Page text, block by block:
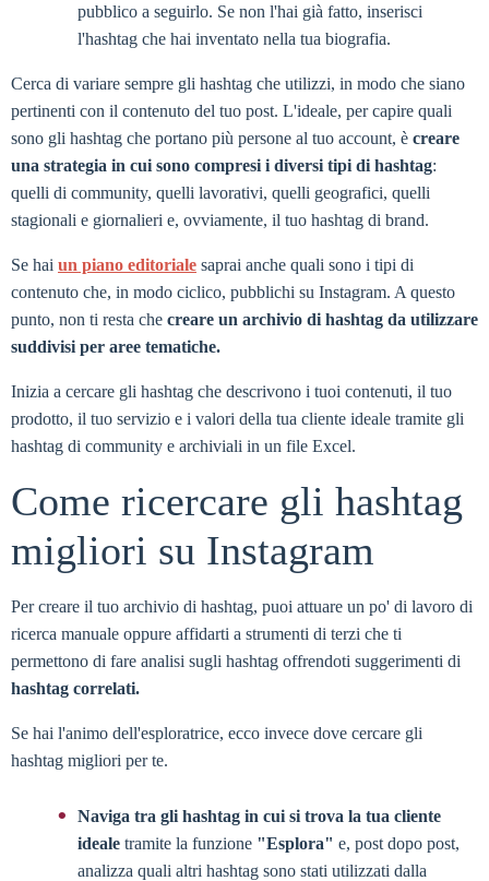
pubblico a seguirlo. Se non l'hai già fatto, inserisci
l'hashtag che hai inventato nella tua biografia.
Cerca di variare sempre gli hashtag che utilizzi, in modo che siano
pertinenti con il contenuto del tuo post. L'ideale, per capire quali
sono gli hashtag che portano più persone al tuo account, è creare
una strategia in cui sono compresi i diversi tipi di hashtag:
quelli di community, quelli lavorativi, quelli geografici, quelli
stagionali e giornalieri e, ovviamente, il tuo hashtag di brand.
Se hai un piano editoriale saprai anche quali sono i tipi di
contenuto che, in modo ciclico, pubblichi su Instagram. A questo
punto, non ti resta che creare un archivio di hashtag da utilizzare
suddivisi per aree tematiche.
Inizia a cercare gli hashtag che descrivono i tuoi contenuti, il tuo
prodotto, il tuo servizio e i valori della tua cliente ideale tramite gli
hashtag di community e archiviali in un file Excel.
Come ricercare gli hashtag
migliori su Instagram
Per creare il tuo archivio di hashtag, puoi attuare un po' di lavoro di
ricerca manuale oppure affidarti a strumenti di terzi che ti
permettono di fare analisi sugli hashtag offrendoti suggerimenti di
hashtag correlati.
Se hai l'animo dell'esploratrice, ecco invece dove cercare gli
hashtag migliori per te.
Naviga tra gli hashtag in cui si trova la tua cliente
ideale tramite la funzione "Esplora" e, post dopo post,
analizza quali altri hashtag sono stati utilizzati dalla